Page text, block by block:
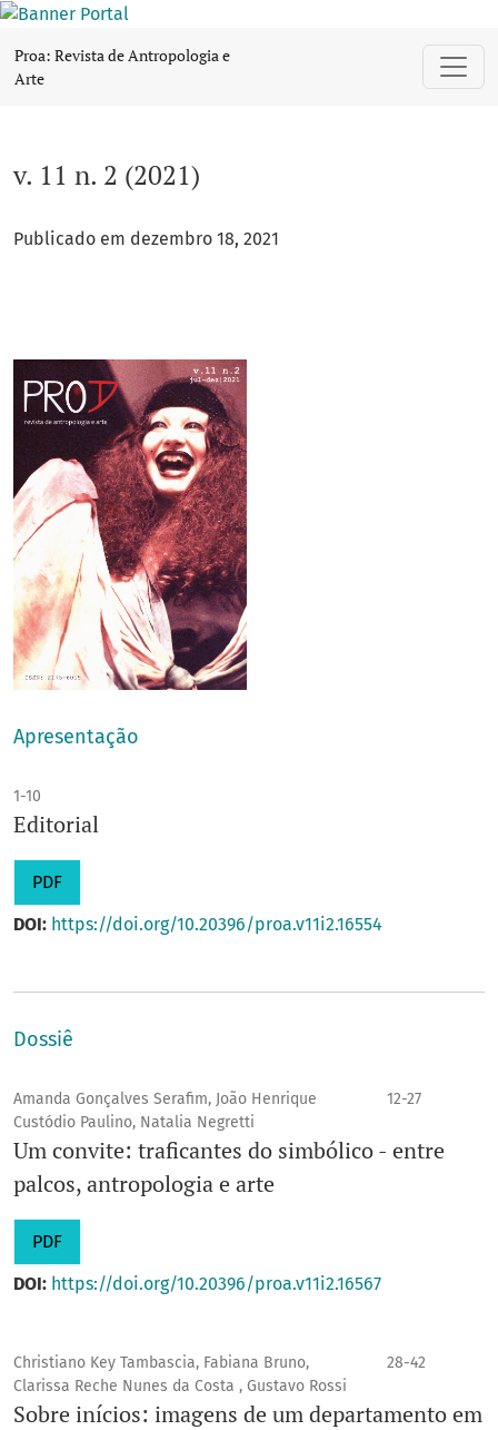
Proa: Revista de Antropologia e
Arte
v. 11 n. 2 (2021)
Publicado em dezembro 18, 2021
Apresentação
1-10
Editorial
PDF
DOI: https://doi.org/10.20396/proa.v11i2.16554
Dossiê
Amanda Gonçalves Serafim, João Henrique
Custódio Paulino, Natalia Negretti
12-27
Um convite: traficantes do simbólico - entre
palcos, antropologia e arte
PDF
DOI: https://doi.org/10.20396/proa.v11i2.16567
Christiano Key Tambascia, Fabiana Bruno,
Clarissa Reche Nunes da Costa , Gustavo Rossi
28-42
Sobre inícios: imagens de um departamento em